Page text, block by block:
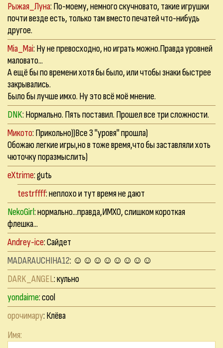
Рыжая_Луна: По-моему, немного скучновато, такие игрушки
почти везде есть, только там вместо печатей что-нибудь
другое.
Mia_Mai: Ну не превосходно, но играть можно.Правда уровней
маловато...
А ещё бы по времени хотя бы было, или чтобы знаки быстрее
закрывались.
Было бы лучше имхо. Ну это всё моё мнение.
DNK: Нормально. Пять поставил. Прошел все три сложности.
Микото: Прикольно))Все 3 "уровя" прошла)
Обожаю легкие игры,но в тоже время,что бы заставляли хоть
чюточку поразмыслить)
eXtrime: gutь
testrffff: неплохо и тут время не дают
NekoGirl: нормально...правда,ИМХО, слишком короткая
флешка...
Andrey-ice: Сайдет
MADARAUCHIHA12: ☺☺☺☺☺☺☺☺
DARK_ANGEL: кульно
yondaime: cool
орочимару: Клёва
Имя: